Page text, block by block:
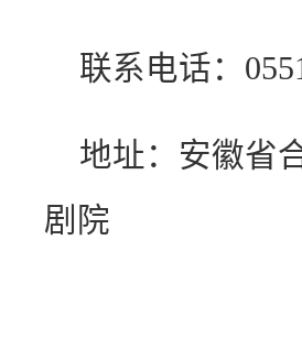
联系电话：
地址：安徽省
剧院